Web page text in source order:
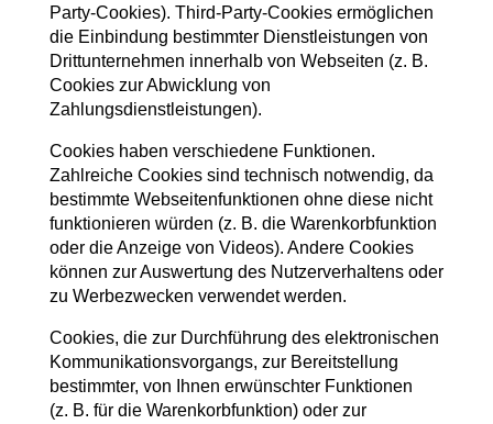
Party-Cookies). Third-Party-Cookies ermöglichen
die Einbindung bestimmter Dienstleistungen von
Drittunternehmen innerhalb von Webseiten (z. B.
Cookies zur Abwicklung von
Zahlungsdienstleistungen).
Cookies haben verschiedene Funktionen.
Zahlreiche Cookies sind technisch notwendig, da
bestimmte Webseitenfunktionen ohne diese nicht
funktionieren würden (z. B. die Warenkorbfunktion
oder die Anzeige von Videos). Andere Cookies
können zur Auswertung des Nutzerverhaltens oder
zu Werbezwecken verwendet werden.
Cookies, die zur Durchführung des elektronischen
Kommunikationsvorgangs, zur Bereitstellung
bestimmter, von Ihnen erwünschter Funktionen
(z. B. für die Warenkorbfunktion) oder zur